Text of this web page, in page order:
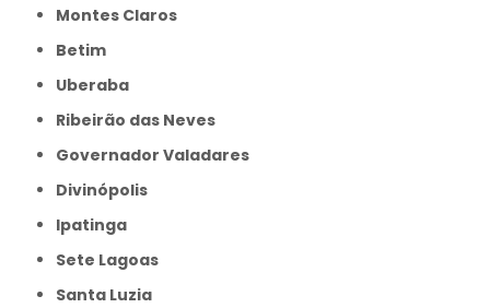
Montes Claros
Betim
Uberaba
Ribeirão das Neves
Governador Valadares
Divinópolis
Ipatinga
Sete Lagoas
Santa Luzia